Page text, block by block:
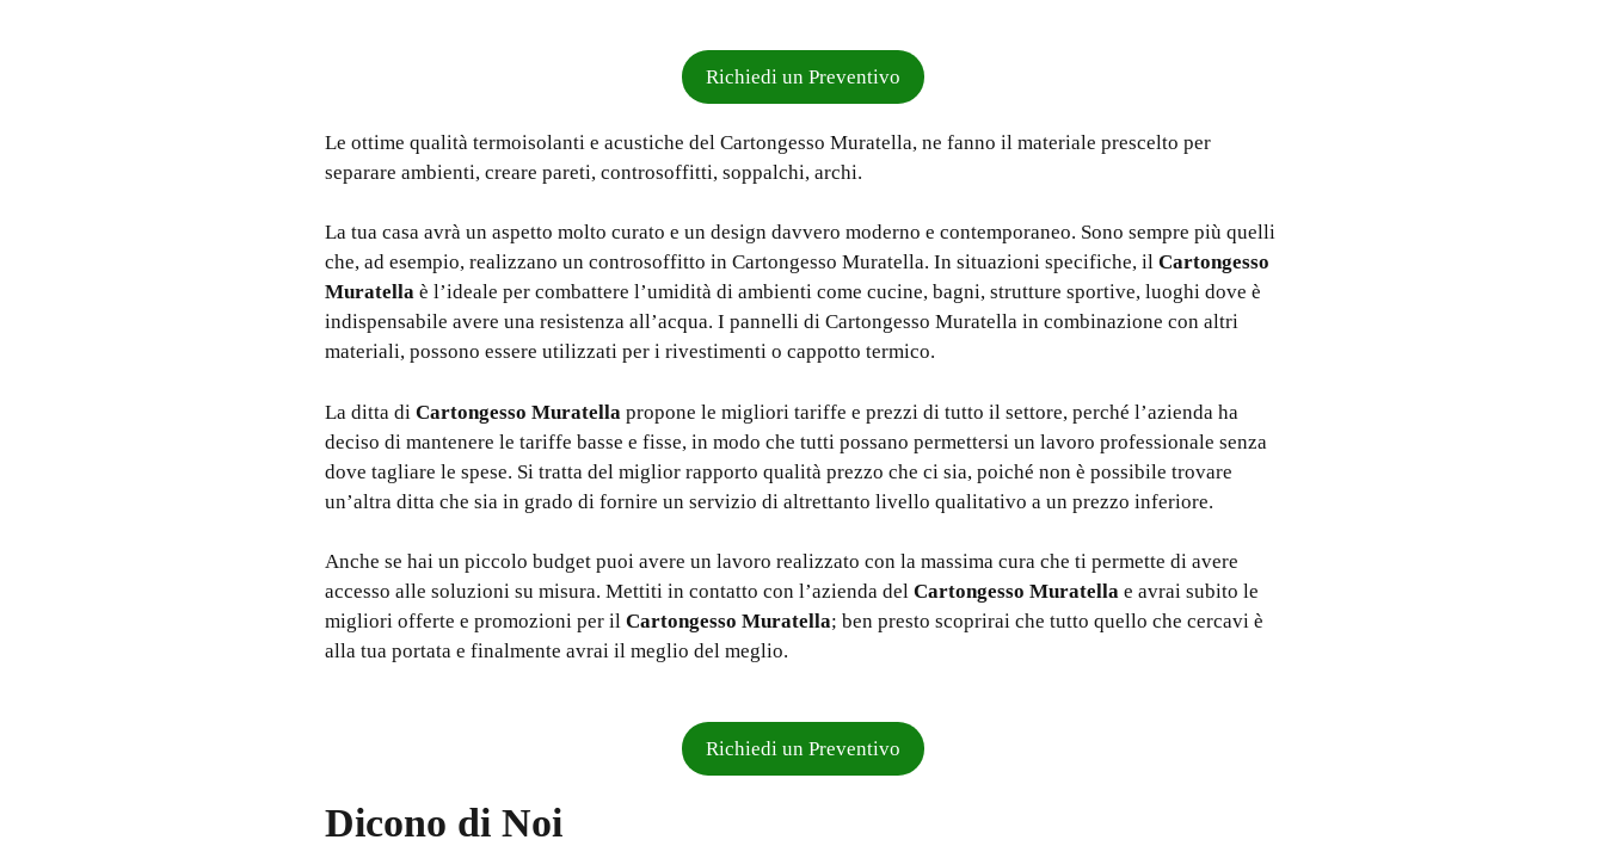
Richiedi un Preventivo
Le ottime qualità termoisolanti e acustiche del Cartongesso Muratella, ne fanno il materiale prescelto per
separare ambienti, creare pareti, controsoffitti, soppalchi, archi.
La tua casa avrà un aspetto molto curato e un design davvero moderno e contemporaneo. Sono sempre più quelli
che, ad esempio, realizzano un controsoffitto in Cartongesso Muratella. In situazioni specifiche, il Cartongesso
Muratella è l’ideale per combattere l’umidità di ambienti come cucine, bagni, strutture sportive, luoghi dove è
indispensabile avere una resistenza all’acqua. I pannelli di Cartongesso Muratella in combinazione con altri
materiali, possono essere utilizzati per i rivestimenti o cappotto termico.
La ditta di Cartongesso Muratella propone le migliori tariffe e prezzi di tutto il settore, perché l’azienda ha
deciso di mantenere le tariffe basse e fisse, in modo che tutti possano permettersi un lavoro professionale senza
dove tagliare le spese. Si tratta del miglior rapporto qualità prezzo che ci sia, poiché non è possibile trovare
un’altra ditta che sia in grado di fornire un servizio di altrettanto livello qualitativo a un prezzo inferiore.
Anche se hai un piccolo budget puoi avere un lavoro realizzato con la massima cura che ti permette di avere
accesso alle soluzioni su misura. Mettiti in contatto con l’azienda del Cartongesso Muratella e avrai subito le
migliori offerte e promozioni per il Cartongesso Muratella; ben presto scoprirai che tutto quello che cercavi è
alla tua portata e finalmente avrai il meglio del meglio.
Richiedi un Preventivo
Dicono di Noi